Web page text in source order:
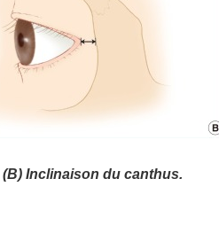
Inclinaison du canthus.